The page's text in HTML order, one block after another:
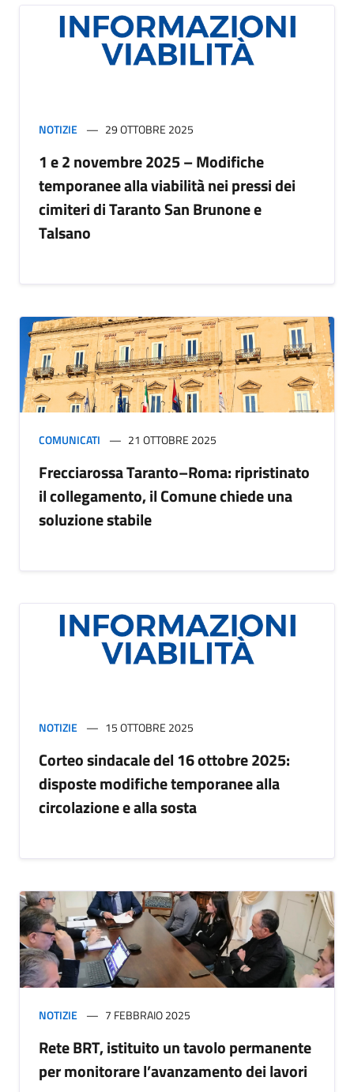
NOTIZIE 29 OTTOBRE 2025
1 e 2 novembre 2025 – Modifiche
temporanee alla viabilità nei pressi dei
cimiteri di Taranto San Brunone e
Talsano
COMUNICATI 21 OTTOBRE 2025
Frecciarossa Taranto–Roma: ripristinato
il collegamento, il Comune chiede una
soluzione stabile
NOTIZIE 15 OTTOBRE 2025
Corteo sindacale del 16 ottobre 2025:
disposte modifiche temporanee alla
circolazione e alla sosta
NOTIZIE 7 FEBBRAIO 2025
Rete BRT, istituito un tavolo permanente
per monitorare l’avanzamento dei lavori